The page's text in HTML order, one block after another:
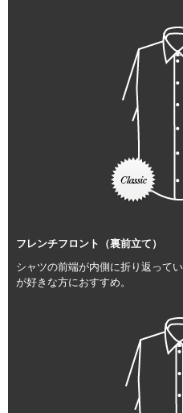
フレンチフロント（裏前立て）
シャツの前端が内側に折り返って
が好きな方におすすめ。